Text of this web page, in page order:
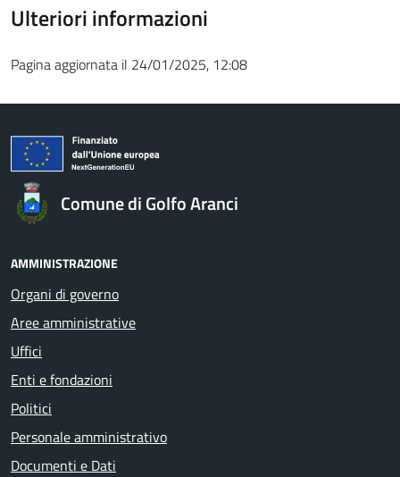
Ulteriori informazioni
Pagina aggiornata il 24/01/2025, 12:08
Comune di Golfo Aranci
AMMINISTRAZIONE
Organi di governo
Aree amministrative
Uffici
Enti e fondazioni
Politici
Personale amministrativo
Documenti e Dati